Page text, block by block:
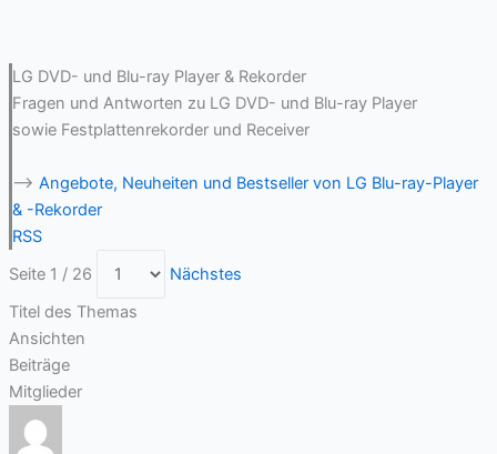
LG DVD- und Blu-ray Player & Rekorder
Fragen und Antworten zu LG DVD- und Blu-ray Player
sowie Festplattenrekorder und Receiver
--> Angebote, Neuheiten und Bestseller von LG Blu-ray-Player
& -Rekorder
RSS
Seite 1 / 26
Nächstes
Titel des Themas
Ansichten
Beiträge
Mitglieder